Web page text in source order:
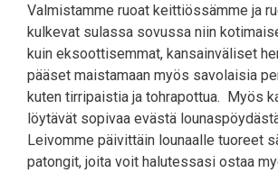
Valmistamme ruoat keittiössämme ja
kulkevat sulassa sovussa niin
kuin eksoottisemmat, kansainväliset
pääset maistamaan myös savolaisia
kuten tirripaistia ja tohrapottua. Myös
löytävät sopivaa evästä
Leivomme päivittäin lounaalle tuoreet
patongit, joita voit halutessasi ostaa